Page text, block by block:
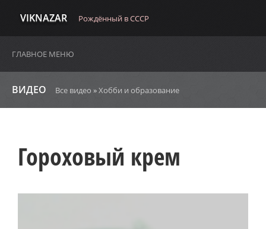
VIKNAZAR Рождённый в СССР
ГЛАВНОЕ МЕНЮ
ВИДЕО Все видео »Хобби и образование
Гороховый крем